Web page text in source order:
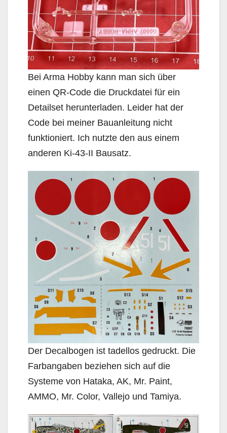
Bei Arma Hobby kann man sich über
einen QR-Code die Druckdatei für ein
Detailset herunterladen. Leider hat der
Code bei meiner Bauanleitung nicht
funktioniert. Ich nutzte den aus einem
anderen Ki-43-II Bausatz.
Der Decalbogen ist tadellos gedruckt. Die
Farbangaben beziehen sich auf die
Systeme von Hataka, AK, Mr. Paint,
AMMO, Mr. Color, Vallejo und Tamiya.